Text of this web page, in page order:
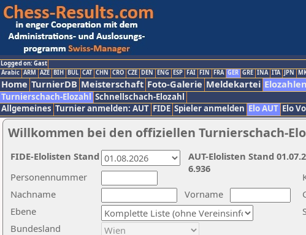
Logged on: Gast
Arabic ARM AZE BIH BUL CAT CHN CRO CZE DEN ENG ESP FAI FIN FRA GER GRE INA ITA JPN
Home TurnierDB Meisterschaft Foto-Galerie Meldekartei Elozahlen
Turnierschach-Elozahl Schnellschach-Elozahl
Allgemeines Turnier anmelden: AUT FIDE Spieler anmelden Elo AUT Elo
Willkommen bei den offiziellen Turnierschach-
Nachname
Vorname
Ebene
Personennummer
Bundesland
AUT-Elolisten Stand
6.936
FIDE-Elolisten Stand